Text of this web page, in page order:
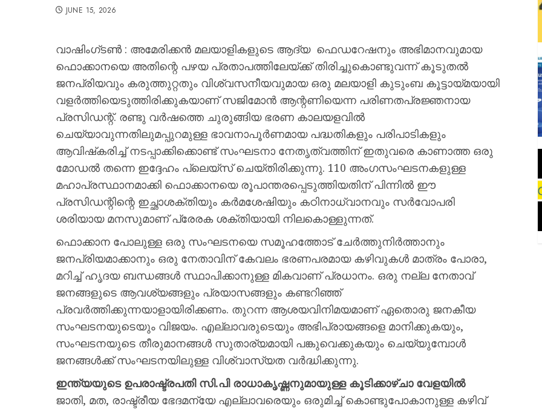
JUNE 15, 2026
വാഷിംഗ്ടൺ : അമേരിക്കന്‍ മലയാളികളുടെ ആദ്യ ഫെഡറേഷനും അഭിമാനവുമായ
ഫൊക്കാനയെ അതിന്റെ പഴയ പ്രതാപത്തിലേയ്ക്ക് തിരിച്ചുകൊണ്ടുവന്ന് കൂടുതല്‍
ജനപ്രിയവും കരുത്തുറ്റതും വിശ്വസനീയവുമായ ഒരു മലയാളി കുടുംബ കൂട്ടായ്മയായി
വളര്‍ത്തിയെടുത്തിരിക്കുകയാണ് സജിമോന്‍ ആന്റണിയെന്ന പരിണതപ്രജ്ഞനായ
പ്രസിഡന്റ്. രണ്ടു വര്‍ഷത്തെ ചുരുങ്ങിയ ഭരണ കാലയളവില്‍
ചെയ്യാവുന്നതിലുമപ്പുറമുള്ള ഭാവനാപൂര്‍ണമായ പദ്ധതികളും പരിപാടികളും
ആവിഷ്‌കരിച്ച് നടപ്പാക്കിക്കൊണ്ട് സംഘടനാ നേതൃത്വത്തിന് ഇതുവരെ കാണാത്ത ഒരു
മോഡല്‍ തന്നെ ഇദ്ദേഹം പ്ലെയ്‌സ് ചെയ്തിരിക്കുന്നു. 110 അംഗസംഘടനകളുള്ള
മഹാപ്രസ്ഥാനമാക്കി ഫൊക്കാനയെ രൂപാന്തരപ്പെടുത്തിയതിന് പിന്നില്‍ ഈ
പ്രസിഡന്റിന്റെ ഇച്ഛാശക്തിയും കര്‍മശേഷിയും കഠിനാധ്വാനവും സര്‍വോപരി
ശരിയായ മനസുമാണ് പ്രേരക ശക്തിയായി നിലകൊള്ളുന്നത്.
ഫൊക്കാന പോലുള്ള ഒരു സംഘടനയെ സമൂഹത്തോട് ചേര്‍ത്തുനിര്‍ത്താനും
ജനപ്രിയമാക്കാനും ഒരു നേതാവിന് കേവലം ഭരണപരമായ കഴിവുകള്‍ മാത്രം പോരാ,
മറിച്ച് ഹൃദയ ബന്ധങ്ങള്‍ സ്ഥാപിക്കാനുള്ള മികവാണ് പ്രധാനം. ഒരു നല്ല നേതാവ്
ജനങ്ങളുടെ ആവശ്യങ്ങളും പ്രയാസങ്ങളും കണ്ടറിഞ്ഞ്
പ്രവര്‍ത്തിക്കുന്നയാളായിരിക്കണം. തുറന്ന ആശയവിനിമയമാണ് ഏതൊരു ജനകീയ
സംഘടനയുടെയും വിജയം. എല്ലാവരുടെയും അഭിപ്രായങ്ങളെ മാനിക്കുകയും,
സംഘടനയുടെ തീരുമാനങ്ങള്‍ സുതാര്യമായി പങ്കുവെക്കുകയും ചെയ്യുമ്പോള്‍
ജനങ്ങള്‍ക്ക് സംഘടനയിലുള്ള വിശ്വാസ്യത വര്‍ദ്ധിക്കുന്നു.
ഇന്ത്യയുടെ ഉപരാഷ്ട്രപതി സി.പി രാധാകൃഷ്ണനുമായുള്ള കൂടിക്കാഴ്ചാ വേളയില്‍
ജാതി, മത, രാഷ്ട്രീയ ഭേദമന്യേ എല്ലാവരെയും ഒരുമിച്ച് കൊണ്ടുപോകാനുള്ള കഴിവ്